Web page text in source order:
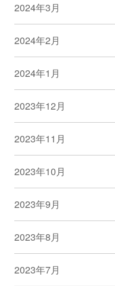
2024年3月
2024年2月
2024年1月
2023年12月
2023年11月
2023年10月
2023年9月
2023年8月
2023年7月